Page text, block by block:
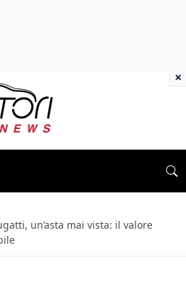
un’asta mai vista: il valore
×